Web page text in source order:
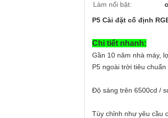
Làm nổi bật:
P5 Cài đặt cố định
Chi tiết nhanh:
Gần 10 năm nhà máy,
P5 ngoài trời tiêu
Độ sáng trên 6500cd /
Tùy chỉnh như yêu cầu